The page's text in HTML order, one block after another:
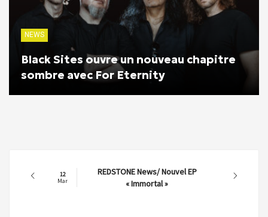
NEWS
Black Sites ouvre un nouveau chapitre
sombre avec For Eternity
12
Mar
REDSTONE News/ Nouvel EP
« Immortal »